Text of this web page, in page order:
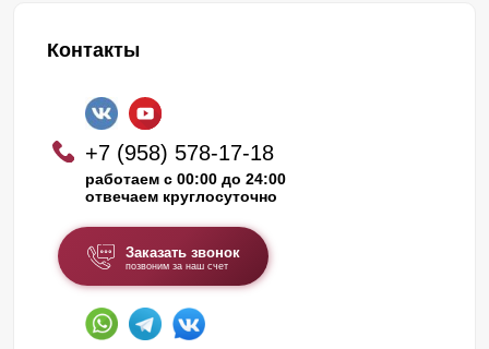
Контакты
+7 (958) 578-17-18
работаем с 00:00 до 24:00
отвечаем круглосуточно
Заказать звонок
позвоним за наш счет